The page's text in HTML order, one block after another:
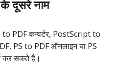
दूसरे नाम
PDF कन्वर्टर, PostScript to
PS to PDF ऑनलाइन या PS
कर सकते हैं।